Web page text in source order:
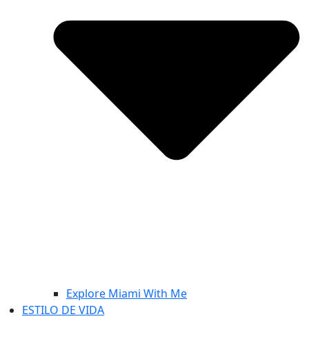
Explore Miami With Me
ESTILO DE VIDA